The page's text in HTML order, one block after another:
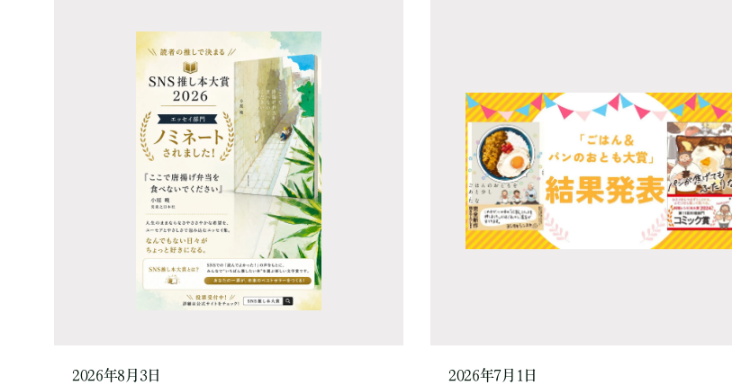
2026年8月3日 2026年7月1日